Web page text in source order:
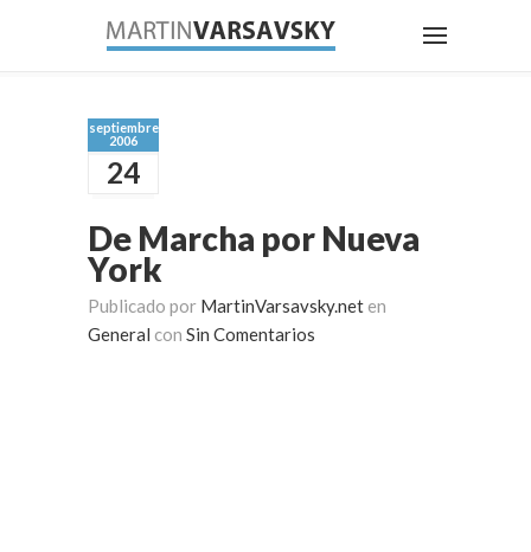
septiembre
2006
24
De Marcha por Nueva
York
Publicado por MartinVarsavsky.net en
General con Sin Comentarios